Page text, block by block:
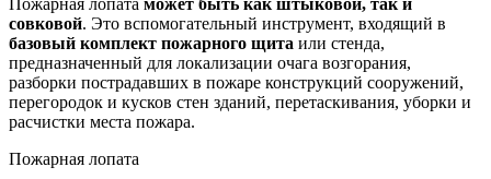
Пожарная лопата может быть как штыковой, так и
совковой. Это вспомогательный инструмент, входящий в
базовый комплект пожарного щита или стенда,
предназначенный для локализации очага возгорания,
разборки пострадавших в пожаре конструкций сооружений,
перегородок и кусков стен зданий, перетаскивания, уборки и
расчистки места пожара.
Пожарная лопата